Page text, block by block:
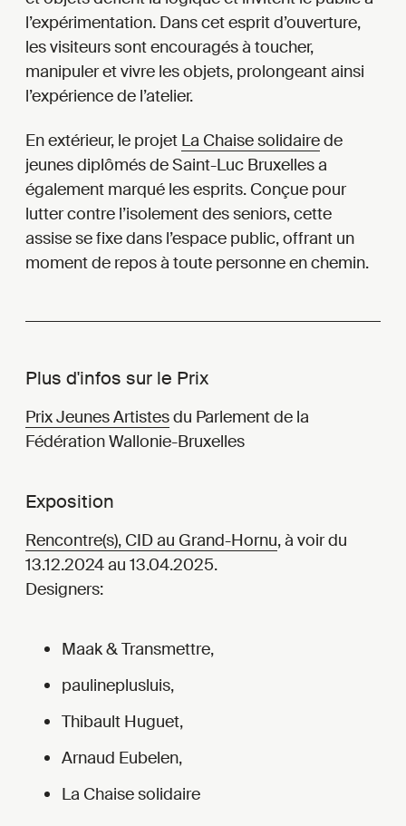
l’expérimentation. Dans cet esprit d’ouverture,
les visiteurs sont encouragés à toucher,
manipuler et vivre les objets, prolongeant ainsi
l’expérience de l’atelier.
En extérieur, le projet La Chaise solidairede
jeunes diplômés de Saint-Luc Bruxelles a
également marqué les esprits. Conçue pour
lutter contre l’isolement des seniors, cette
assise se fixe dans l’espace public, offrant un
moment de repos à toute personne en chemin.
Plus d'infos sur le Prix
Prix Jeunes Artistesdu Parlement de la
Fédération Wallonie-Bruxelles
Exposition
Rencontre(s), CID au Grand-Hornu, à voir du
13.12.2024 au 13.04.2025.
Designers:
Maak & Transmettre,
paulineplusluis,
Thibault Huguet,
Arnaud Eubelen,
La Chaise solidaire